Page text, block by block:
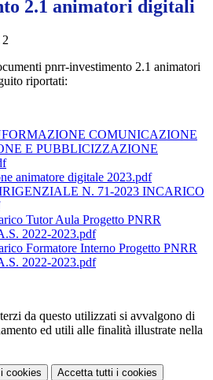
2.1 animatori digitali
pnrr-investimento 2.1 animatori
riportati:
COMUNICAZIONE
E PUBBLICIZZAZIONE
animatore digitale 2023.pdf
N. 71-2023 INCARICO
Tutor Aula Progetto PNRR
2022-2023.pdf
Formatore Interno Progetto PNRR
2022-2023.pdf
da questo utilizzati si avvalgono di
ed utili alle finalità illustrate nella
i cookies Accetta tutti i cookies